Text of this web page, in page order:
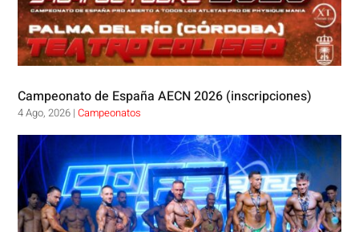
Campeonato de España AECN 2026 (inscripciones)
4 Ago, 2026 |Campeonatos